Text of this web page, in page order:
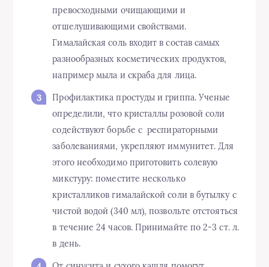
превосходными очищающими и
отшелушивающими свойствами.
Гималайская соль входит в состав самых
разнообразных косметических продуктов,
например мыла и скраба для лица.
Профилактика простуды и гриппа. Ученые
определили, что кристаллы розовой соли
содействуют борьбе с респираторными
заболеваниями, укрепляют иммунитет. Для
этого необходимо приготовить солевую
микстуру: поместите несколько
кристалликов гималайской соли в бутылку с
чистой водой (340 мл), позвольте отстояться
в течение 24 часов. Принимайте по 2-3 ст. л.
в день.